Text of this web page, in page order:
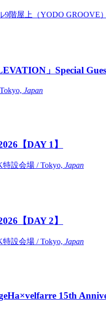
9階屋上（YODO GROOVE
」Special
Japan
【DAY 1】
設会場 / Tokyo, Japan
【DAY 2】
設会場 / Tokyo, Japan
15th